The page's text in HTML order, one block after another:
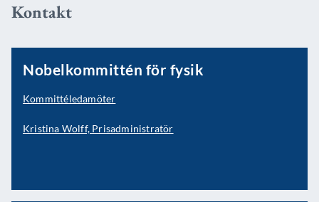
Kontakt
Nobelkommittén för fysik
Kommittéledamöter
Kristina Wolff, Prisadministratör